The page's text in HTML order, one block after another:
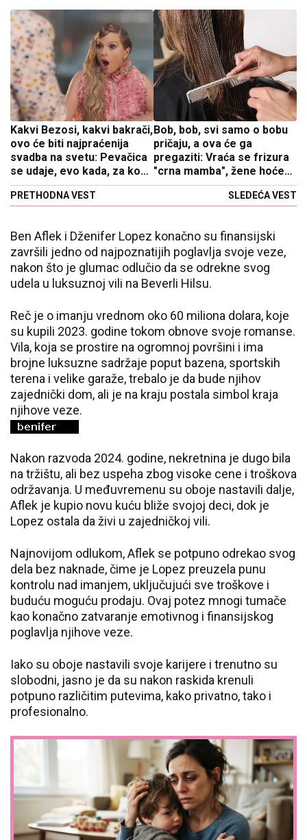
Kakvi Bezosi, kakvi bakrači,
ovo će biti najpraćenija
svadba na svetu: Pevačica
se udaje, evo kada, za koga
i gde
PRETHODNA VEST
Bob, bob, svi samo o bobu
pričaju, a ova će ga
pregaziti: Vraća se frizura
"crna mamba", žene hoće
samo ovo sada da nose,
SLEDEĆA VEST
Ben Aflek i Dženifer Lopez konačno su finansijski
završili jedno od najpoznatijih poglavlja svoje veze,
nakon što je glumac odlučio da se odrekne svog
udela u luksuznoj vili na Beverli Hilsu.
Reč je o imanju vrednom oko 60 miliona dolara, koje
su kupili 2023. godine tokom obnove svoje romanse.
Vila, koja se prostire na ogromnoj površini i ima
brojne luksuzne sadržaje poput bazena, sportskih
terena i velike garaže, trebalo je da bude njihov
zajednički dom, ali je na kraju postala simbol kraja
njihove veze.
Nakon razvoda 2024. godine, nekretnina je dugo bila
na tržištu, ali bez uspeha zbog visoke cene i troškova
održavanja. U međuvremenu su oboje nastavili dalje,
Aflek je kupio novu kuću bliže svojoj deci, dok je
Lopez ostala da živi u zajedničkoj vili.
Najnovijom odlukom, Aflek se potpuno odrekao svog
dela bez naknade, čime je Lopez preuzela punu
kontrolu nad imanjem, uključujući sve troškove i
buduću moguću prodaju. Ovaj potez mnogi tumače
kao konačno zatvaranje emotivnog i finansijskog
poglavlja njihove veze.
Iako su oboje nastavili svoje karijere i trenutno su
slobodni, jasno je da su nakon raskida krenuli
potpuno različitim putevima, kako privatno, tako i
profesionalno.